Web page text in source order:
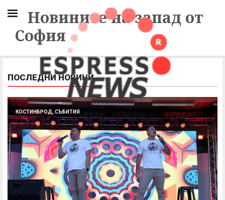
Новините на запад от
София
ПОСЛЕДНИ НОВИНИ
КОСТИНБРОД, СЪБИТИЯ